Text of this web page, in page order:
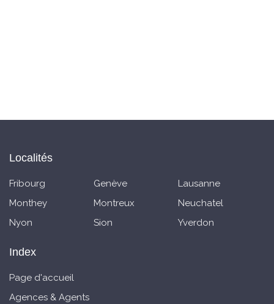
Localités
Fribourg Genève
Lausanne
Monthey
Montreux
Neuchatel
Nyon
Sion Yverdon
Index
Page d'accueil
Agences & Agents